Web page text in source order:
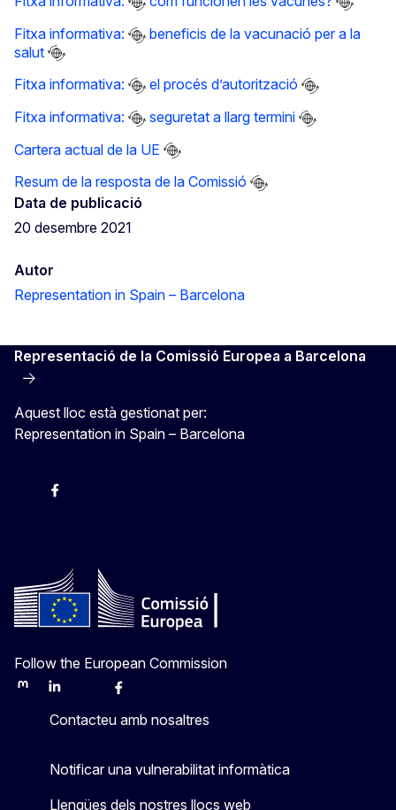
Fitxa informativa:
beneficis de la vacunació per a la
salut
Fitxa informativa:
el procés d’autorització
Fitxa informativa:
seguretat a llarg termini
Cartera actual de la UE
Resum de la resposta de la Comissió
Data de publicació
20 desembre 2021
Autor
Representation in Spain – Barcelona
Representació de la Comissió Europea a Barcelona
Aquest lloc està gestionat per:
Representation in Spain – Barcelona
InstagramFacebook
Follow the European Commission
MastodonLinkedInBlueskyFacebook
Contacteu amb nosaltres
Notificar una vulnerabilitat informàtica
Llengües dels nostres llocs web